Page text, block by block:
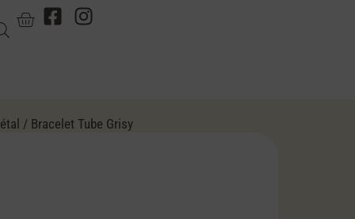
/ Bracelet Tube Grisy